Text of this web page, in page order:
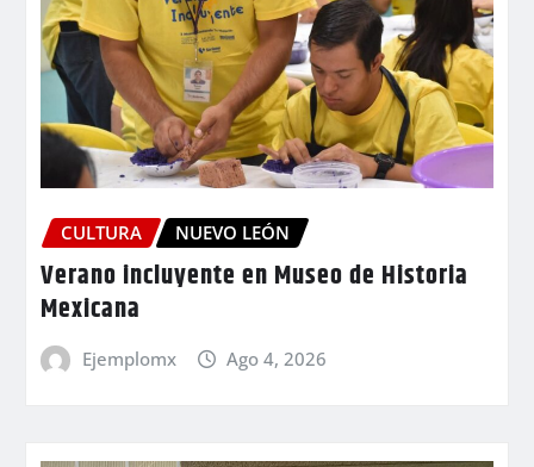
CULTURA NUEVO LEÓN
Verano incluyente en Museo de Historia
Mexicana
Ejemplomx Ago 4, 2026